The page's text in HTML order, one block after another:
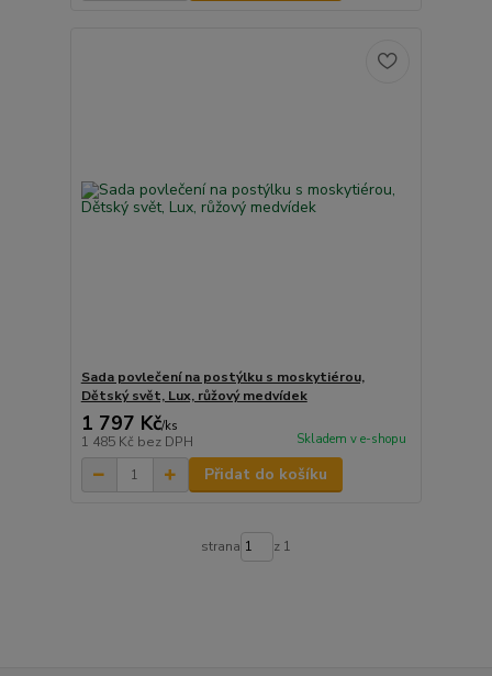
Sada povlečení na postýlku s moskytiérou,
Dětský svět, Lux, růžový medvídek
1 797 Kč/ks
1 485 Kč bez DPH Skladem v e-shopu
Přidat do košíku
strana z 1